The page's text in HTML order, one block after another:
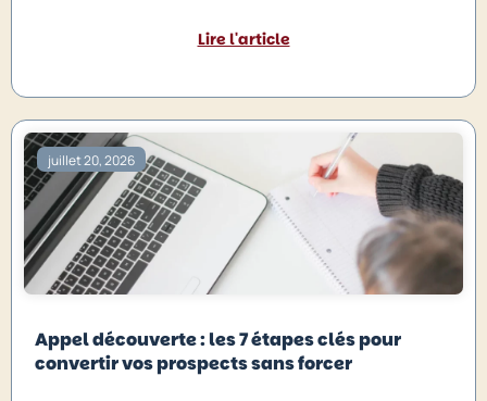
Lire l'article
juillet 20, 2026
Appel découverte : les 7 étapes clés pour
convertir vos prospects sans forcer